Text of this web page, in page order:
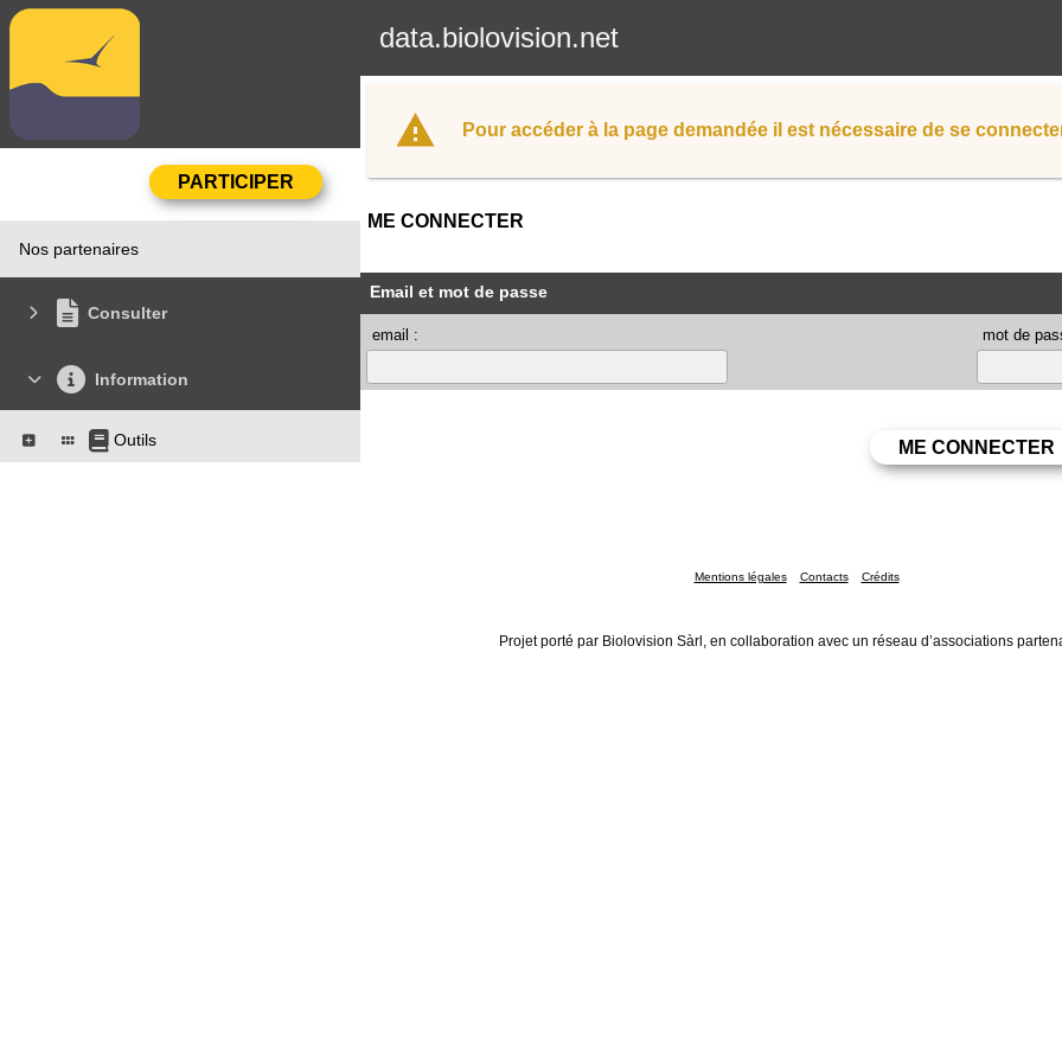
data.biolovision.net
Nos partenaires
Consulter
Information
Outils
Pour accéder à la page demandée il est nécessaire de se
ME CONNECTER
Email et mot de passe
email : mot de
Mentions légales Contacts Crédits
Projet porté par Biolovision Sàrl, en collaboration avec un réseau d’associations